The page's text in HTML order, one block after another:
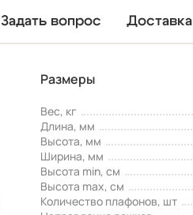
Задать вопрос
Размеры
Вес, кг
Длина, мм
Высота, мм
Ширина, мм
Высота min, см
Высота max, см
Количество плафонов, шт